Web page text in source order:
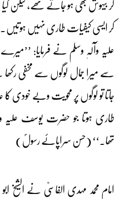
کر بیہوش بھی ہو جاتے تھے، لیکن
کر ایسی کیفیات طاری نہیں ہوتیں۔
علیہ وآلہٖ وسلم نے فرمایا:
سے میرا جمال لوگوں سے مخفی رکھا
جاتا تو لوگوں پر محویت وبے خودی
طاری ہوتا جو حضرت یوسف علیہ
تھا۔‘‘ (حسن سراپائے رسولؐ)
امام محمد مہدی الفاسیؒ نے الشیخ